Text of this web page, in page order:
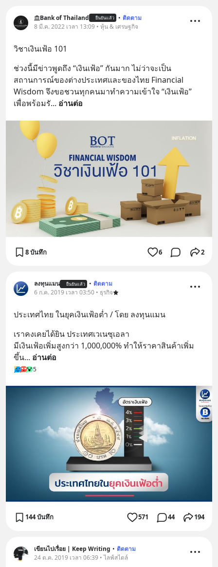
Bank of Thailand ยืนยันแล้ว • ติดตาม
8 มี.ค. 2022 เวลา 13:09 • หุ้น & เศรษฐกิจ
วิชาเงินเฟ้อ 101
ช่วงนี้มีข่าวพูดถึง “เงินเฟ้อ” กันมาก ไม่ว่าจะเป็น
สถานการณ์ของต่างประเทศและของไทย Financial
Wisdom จึงขอชวนทุกคนมาทำความเข้าใจ “เงินเฟ้อ”
เพื่อพร้อมรั... อ่านต่อ
8 บันทึก 6 2
ลงทุนแมน ยืนยันแล้ว • ติดตาม
6 ก.ค. 2019 เวลา 03:50 • ธุรกิจ
ประเทศไทย ในยุคเงินเฟ้อต่ำ / โดย ลงทุนแมน
เราคงเคยได้ยิน ประเทศเวเนซุเอลา
มีเงินเฟ้อเพิ่มสูงกว่า 1,000,000% ทำให้ราคาสินค้าเพิ่ม
ขึ้น... อ่านต่อ
5
144 บันทึก 571 44 194
เขียนไปเรื่อย | Keep Writing • ติดตาม
24 ต.ค. 2019 เวลา 06:39 • ไลฟ์สไตล์